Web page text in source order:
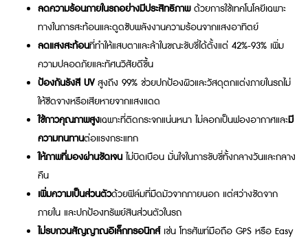
ลดความร้อนภายในรถอย่างมีประสิทธิภาพด้วยการใช้เทคโนโลยีเฉพาะ
ทางในการสะท้อนและดูดซับพลังงานความร้อนจากแสงอาทิตย์
ลดแสงสะท้อนที่ทำให้แสบตาและล้าในขณะขับขี่ได้ตั้งแต่ 42%-93% เพิ่ม
ความปลอดภัยและทัศนวิสัยดีขึ้น
ป้องกันรังสี UV สูงถึง 99% ช่วยปกป้องผิวและวัสดุตกแต่งภายในรถไม่
ให้ซีดจางหรือเสียหายจากแสงแดด
ใช้กาวคุณภาพสูงเฉพาะที่ติดกระจกแน่นหนา ไม่ลอกเป็นฟองอากาศและมี
ความทนทานต่อแรงกระแทก
ให้ภาพที่มองผ่านชัดเจนไม่บิดเบือน มั่นใจในการขับขี่ทั้งกลางวันและกลาง
คืน
เพิ่มความเป็นส่วนตัวด้วยฟิล์มที่มืดมัวจากภายนอก แต่สว่างชัดจาก
ภายใน และปกป้องทรัพย์สินส่วนตัวในรถ
ไม่รบกวนสัญญาณอิเล็กทรอนิกส์เช่น โทรศัพท์มือถือ GPS หรือ Easy